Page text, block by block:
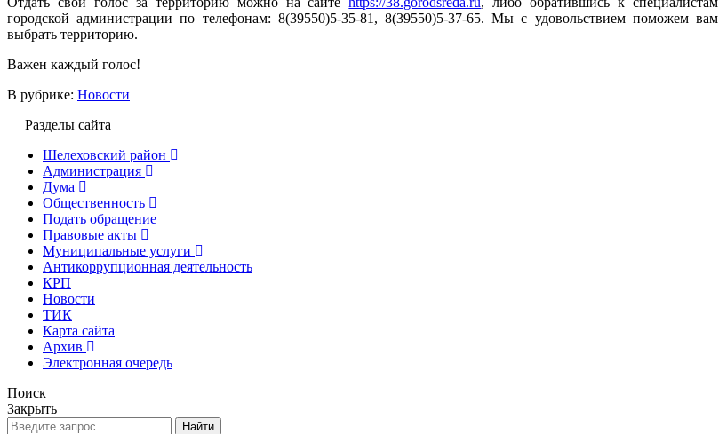
городской администрации по телефонам: 8(39550)5-35-81, 8(39550)5-37-65. Мы с удовольствием поможем вам
выбрать территорию.
Важен каждый голос!
В рубрике: Новости
Разделы сайта
Шелеховский район
Администрация
Дума
Общественность
Подать обращение
Правовые акты
Муниципальные услуги
Антикоррупционная деятельность
КРП
Новости
ТИК
Карта сайта
Архив
Электронная очередь
Поиск
Закрыть
Найти